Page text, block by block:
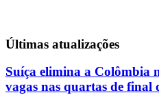
Últimas atualizações
Suíça elimina a Colômbia
vagas nas quartas de